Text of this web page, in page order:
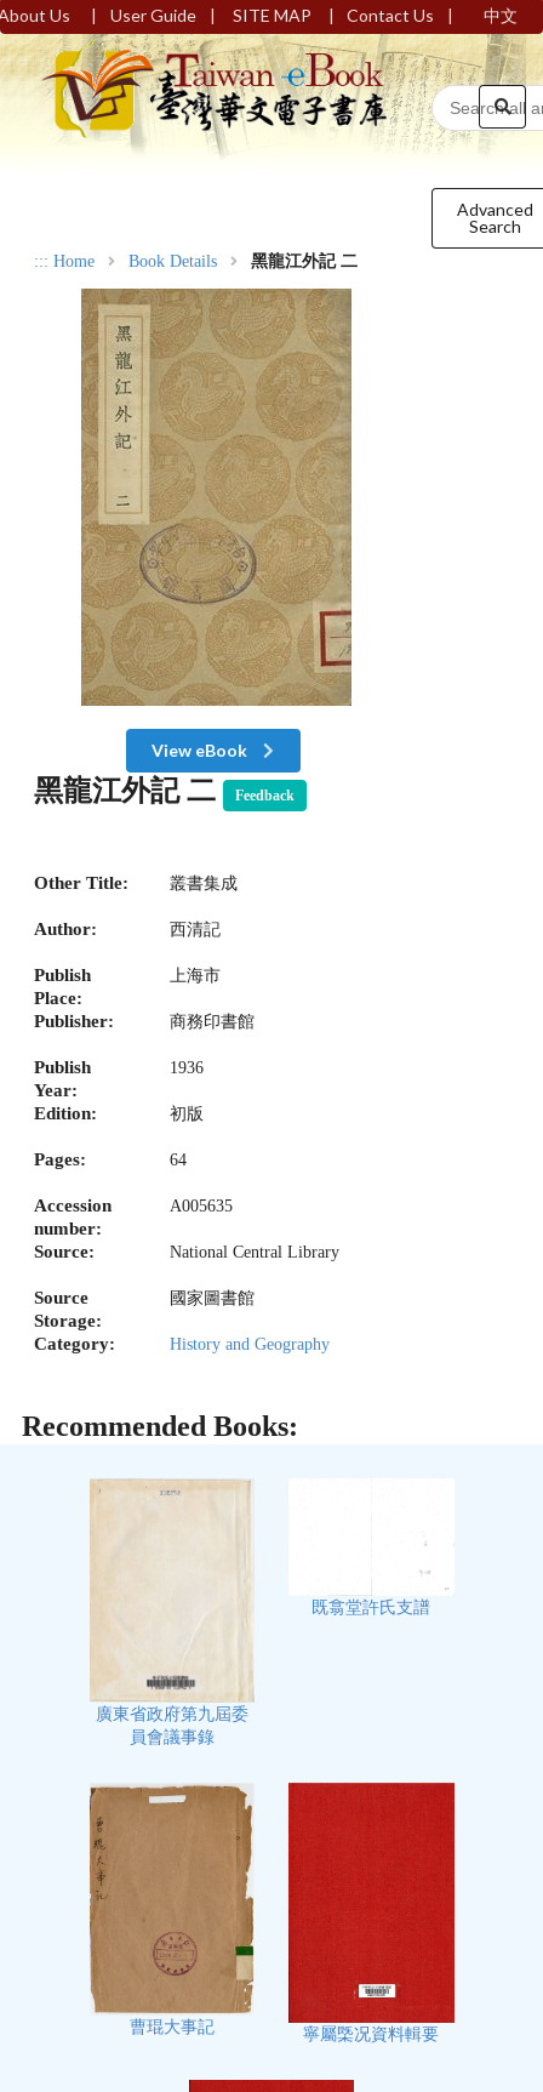
Us | User Guide | SITE MAP | Contact Us | 中文
Advanced
Search
::: Home Book Details 黑龍江外記 二
View eBook
黑龍江外記 二 Feedback
Other Title: 叢書集成
Author: 西清記
Publish
Place:
上海市
Publisher: 商務印書館
Publish
Year:
1936
Edition: 初版
Pages: 64
Accession
number:
A005635
Source: National Central Library
Source
Storage:
國家圖書館
Category: History and Geography
Recommended Books:
廣東省政府第九屆委
員會議事錄
既翕堂許氏支譜
曹琨大事記 寧屬㮣况資料輯要